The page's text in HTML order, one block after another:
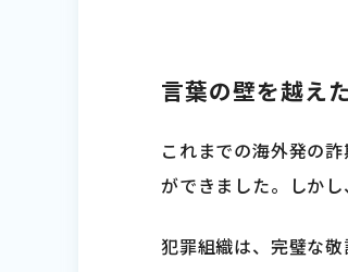
言葉の壁を越え
これまでの海外発の
ができました。しか
犯罪組織は、完璧な